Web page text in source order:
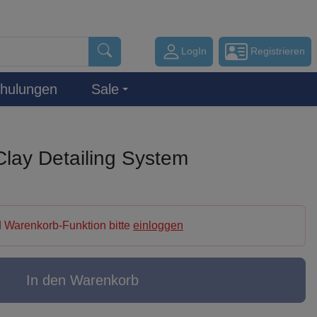
LogIn Registrieren
Sale
Detailing System
Funktion bitte einloggen
In den Warenkorb